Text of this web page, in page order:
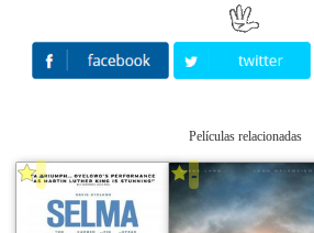
Películas relacionadas
- -